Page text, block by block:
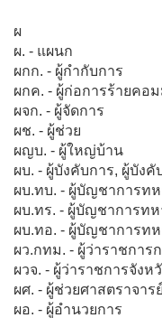
ผ
ผ. - แผนก
ผกก. - ผู้กำกับการ
ผกค. - ผู้ก่อการร้ายคอ
ผจก. - ผู้จัดการ
ผช. - ผู้ช่วย
ผญบ. - ผู้ใหญ่บ้าน
ผบ. - ผู้บังคับการ, ผู้บัง
ผบ.ทบ. - ผู้บัญชาการท
ผบ.ทร. - ผู้บัญชาการทห
ผบ.ทอ. - ผู้บัญชาการท
ผว.กทม. - ผู้ว่าราชการ
ผวจ. - ผู้ว่าราชการจังห
ผศ. - ผู้ช่วยศาสตราจารย์
ผอ. - ผู้อำนวยการ